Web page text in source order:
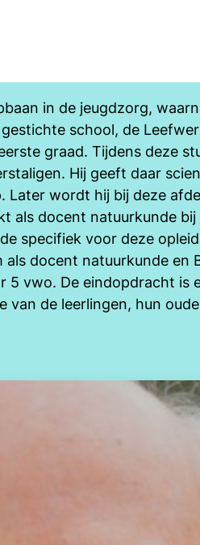
in de jeugdzorg,
school, de
graad. Tijdens deze
Hij geeft daar
Later wordt hij bij deze
als docent natuurkunde
specifiek voor deze
als docent natuurkunde
5 vwo. De eindopdracht
van de leerlingen, hun